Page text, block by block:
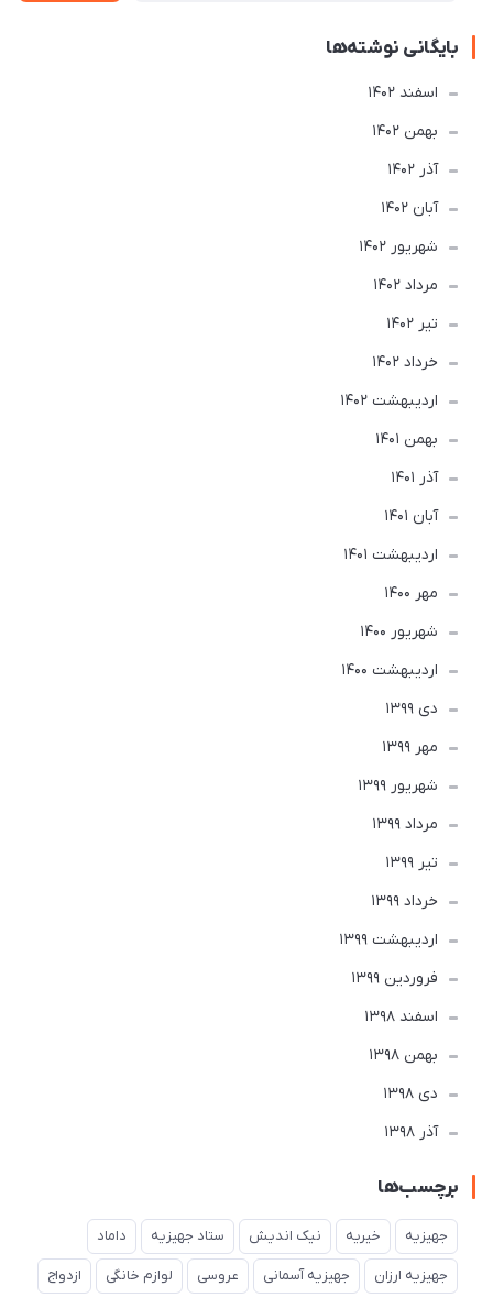
بایگانی نوشته‌ها
اسفند 1402
بهمن 1402
آذر 1402
آبان 1402
شهریور 1402
مرداد 1402
تير 1402
خرداد 1402
ارديبهشت 1402
بهمن 1401
آذر 1401
آبان 1401
ارديبهشت 1401
مهر 1400
شهریور 1400
ارديبهشت 1400
دی 1399
مهر 1399
شهریور 1399
مرداد 1399
تير 1399
خرداد 1399
ارديبهشت 1399
فروردین 1399
اسفند 1398
بهمن 1398
دی 1398
آذر 1398
برچسب‌ها
جهیزیه خیریه نیک اندیش ستاد جهیزیه داماد
جهیزیه ارزان جهیزیه آسمانی عروسی لوازم خانگی ازدواج